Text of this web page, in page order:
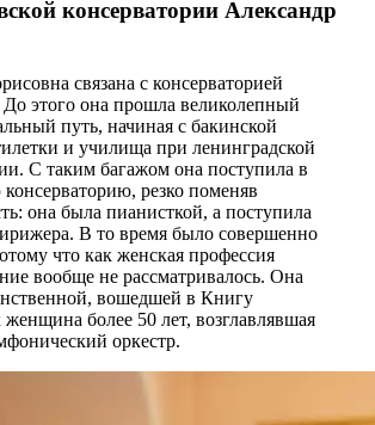
консерватории Александр
связана с консерваторией
До этого она прошла великолепный
путь, начиная с бакинской
и училища при ленинградской
С таким багажом она поступила в
резко поменяв
она была пианисткой, а поступила
В то время было совершенно
что как женская профессия
вообще не рассматривалось. Она
вошедшей в Книгу
женщина более 50 лет, возглавлявшая
оркестр.